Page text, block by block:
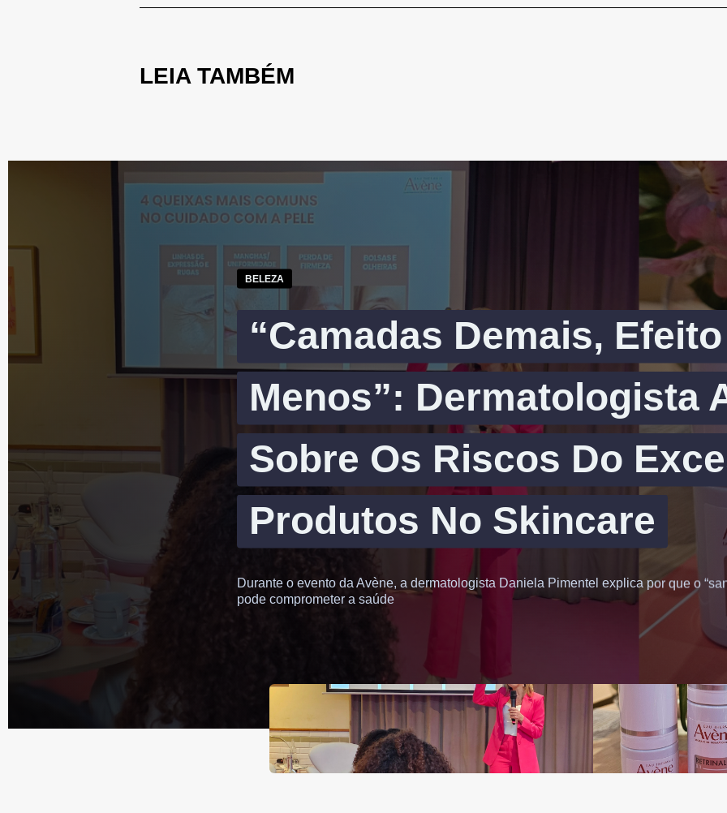
LEIA TAMBÉM
BELEZA
“Camadas Demais,
Menos”: Dermatologista
Sobre Os Riscos Do
Produtos No Skincare
Durante o evento da Avène, a dermatologista Daniela Pimentel explica por que o
pode comprometer a saúde